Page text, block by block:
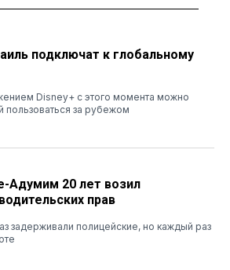
подключат к глобальному
Disney+ с этого момента можно
пользоваться за рубежом
Адумим 20 лет возил
прав
задерживали полицейские, но каждый раз